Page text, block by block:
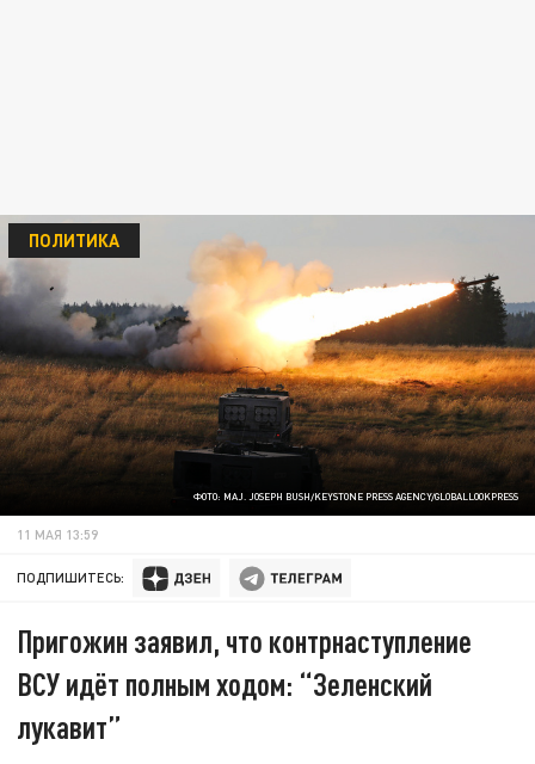
ФОТО: MAJ. JOSEPH BUSH/KEYSTONE PRESS AGENCY/GLOBALLOOKPRESS
ПОЛИТИКА
11 МАЯ 13:59
ПОДПИШИТЕСЬ:
Пригожин заявил, что контрнаступление
ВСУ идёт полным ходом: “Зеленский
лукавит”